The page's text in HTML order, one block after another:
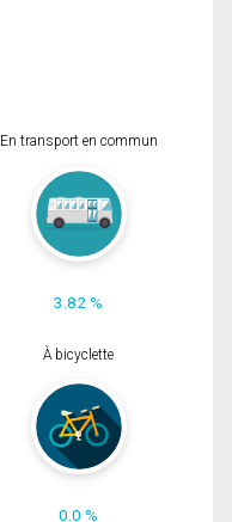
En transport en commun
3.82 %
À bicyclette
0.0 %